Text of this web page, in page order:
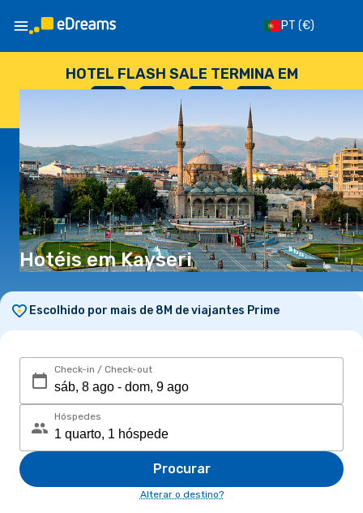
PT (€)
HOTEL FLASH SALE TERMINA EM
: --
SEGUNDOS
Hotéis em Kayseri
Escolhido por mais de 8M de viajantes Prime
Check-in / Check-out
Hóspedes
Procurar
Alterar o destino?